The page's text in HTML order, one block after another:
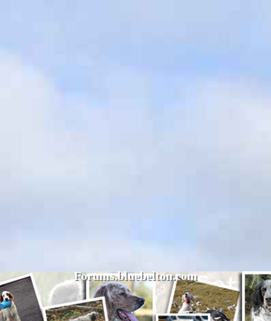
Forums.bluebelton.com